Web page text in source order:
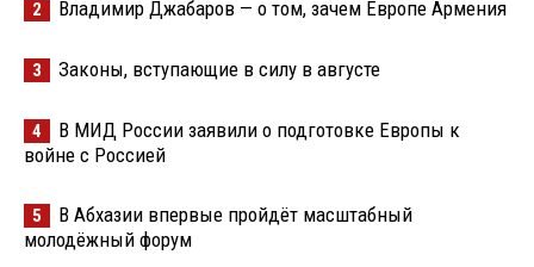
2 Владимир Джабаров — о том, зачем Европе Армения
3 Законы, вступающие в силу в августе
4
В МИД России заявили о подготовке Европы к
войне с Россией
5
В Абхазии впервые пройдёт масштабный
молодёжный форум